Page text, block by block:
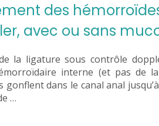
des
avec ou sans
la ligature sous contrôle
interne (et pas de
gonflent dans le canal anal
…